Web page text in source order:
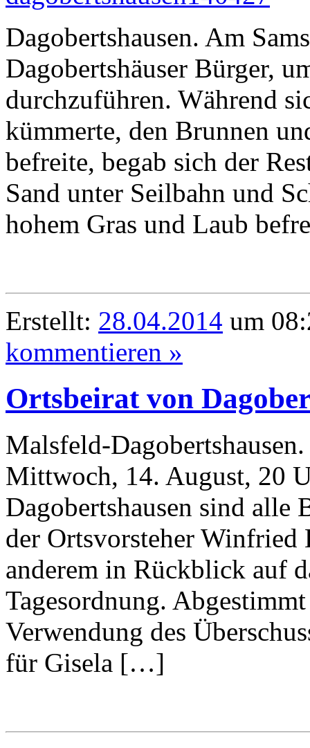
Dagobertshausen. Am
Dagobertshäuser Bürger,
durchzuführen. Während
kümmerte, den Brunnen
befreite, begab sich der
Sand unter Seilbahn und
hohem Gras und Laub
Erstellt: 28.04.2014 um
kommentieren »
Ortsbeirat von
Malsfeld-
Mittwoch, 14. August, 20
Dagobertshausen sind alle
der Ortsvorsteher
anderem in Rückblick auf
Tagesordnung.
Verwendung des
für Gisela […]